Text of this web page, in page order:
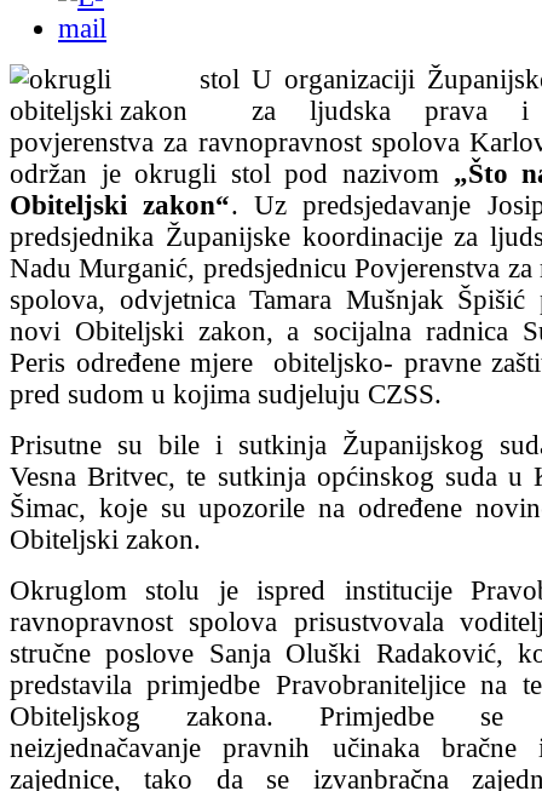
U organizaciji
za ljudska prava i
povjerenstva za ravnopravnost spolova
održan je okrugli stol pod nazivom „Što
Obiteljski zakon“. Uz predsjedavanje
predsjednika Županijske koordinacije za
Nadu Murganić, predsjednicu Povjerenstva
spolova, odvjetnica Tamara Mušnjak Špišić
novi Obiteljski zakon, a socijalna radnica
Peris određene mjere obiteljsko- pravne
pred sudom u kojima sudjeluju CZSS.
Prisutne su bile i sutkinja Županijskog
Vesna Britvec, te sutkinja općinskog suda u
Šimac, koje su upozorile na određene
Obiteljski zakon.
Okruglom stolu je ispred institucije
ravnopravnost spolova prisustvovala
stručne poslove Sanja Oluški Radaković,
predstavila primjedbe Pravobraniteljice na
Obiteljskog zakona. Primjedbe se
neizjednačavanje pravnih učinaka bračne
zajednice, tako da se izvanbračna